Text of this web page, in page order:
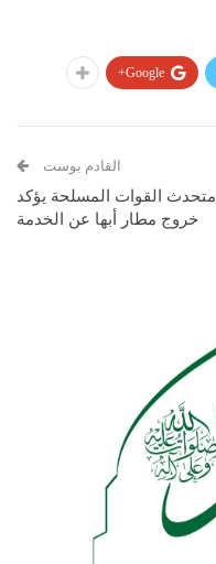
Google+
القادم بوست
متحدث القوات المسلحة يؤكد
خروج مطار أبها عن الخدمة